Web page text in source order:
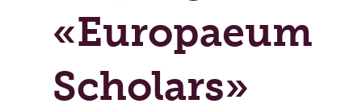
«Europaeum
Scholars»